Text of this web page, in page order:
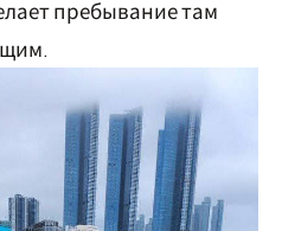
пребывание там